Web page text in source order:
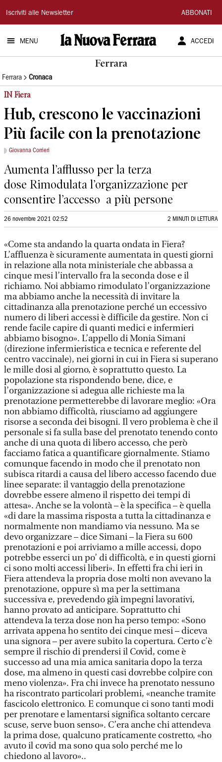
La
Nuova
Ferrara
Iscriviti alle Newsletter ABBONATI
MENU ACCEDI
Ferrara
Ferrara Cronaca
IN Fiera
Hub, crescono le vaccinazioni
Più facile con la prenotazione
Giovanna Corrieri
Aumenta l’afflusso per la terza
dose Rimodulata l’organizzazione per
consentire l’accesso a più persone
26 novembre 2021 02:52 2 MINUTI DI LETTURA
«Come sta andando la quarta ondata in Fiera?
L’affluenza è sicuramente aumentata in questi giorni
in relazione alla nota ministeriale che abbassa a
cinque mesi l’intervallo fra la seconda dose e il
richiamo. Noi abbiamo rimodulato l’organizzazione
ma abbiamo anche la necessità di invitare la
cittadinanza alla prenotazione perché un eccessivo
numero di liberi accessi è difficile da gestire. Non ci
rende facile capire di quanti medici e infermieri
abbiamo bisogno». L’appello di Monia Simani
(direzione infermieristica e tecnica e referente del
centro vaccinale), nei giorni in cui in Fiera si superano
le mille dosi al giorno, è soprattutto questo. La
popolazione sta rispondendo bene, dice, e
l’organizzazione si adegua alle richieste ma la
prenotazione permetterebbe di lavorare meglio: «Ora
non abbiamo difficoltà, riusciamo ad aggiungere
risorse a seconda dei bisogni. Il vero problema è che il
personale si fa sulla base del prenotato tenendo conto
anche di una quota di libero accesso, che però
facciamo fatica a quantificare giornalmente. Stiamo
comunque facendo in modo che il prenotato non
subisca ritardi a causa del libero accesso facendo due
linee separate: il vantaggio della prenotazione
dovrebbe essere almeno il rispetto dei tempi di
attesa». Anche se la volontà – è la specifica – è quella
«di dare la massima risposta a tutta la cittadinanza e
normalmente non mandiamo via nessuno. Ma se
devo organizzare – dice Simani – la Fiera su 600
prenotazioni e poi arriviamo a mille accessi, dopo
potrebbe esserci un po’ di difficoltà, e in questi giorni
ci sono molti accessi liberi». In effetti fra chi ieri in
Fiera attendeva la propria dose molti non avevano la
prenotazione, oppure sì ma per la settimana
successiva e, prevedendo già impegni lavorativi,
hanno provato ad anticipare. Soprattutto chi
attendeva la terza dose non ha perso tempo: «Sono
arrivata appena ho sentito dei cinque mesi – diceva
una signora – per avere subito la copertura. Certo c’è
sempre il rischio di prendersi il Covid, come è
successo ad una mia amica sanitaria dopo la terza
dose, ma almeno in questi casi dovrebbe colpire con
meno violenza». Fra chi invece ha prenotato nessuno
ha riscontrato particolari problemi, «neanche tramite
fascicolo elettronico. E comunque ci sono tanti modi
per prenotare e lamentarsi significa soltanto cercare
scuse, serve buon senso». C’era anche chi attendeva
la prima dose, qualcuno praticamente costretto, «ho
avuto il covid ma sono qua solo perché me lo
chiedono al lavoro»..